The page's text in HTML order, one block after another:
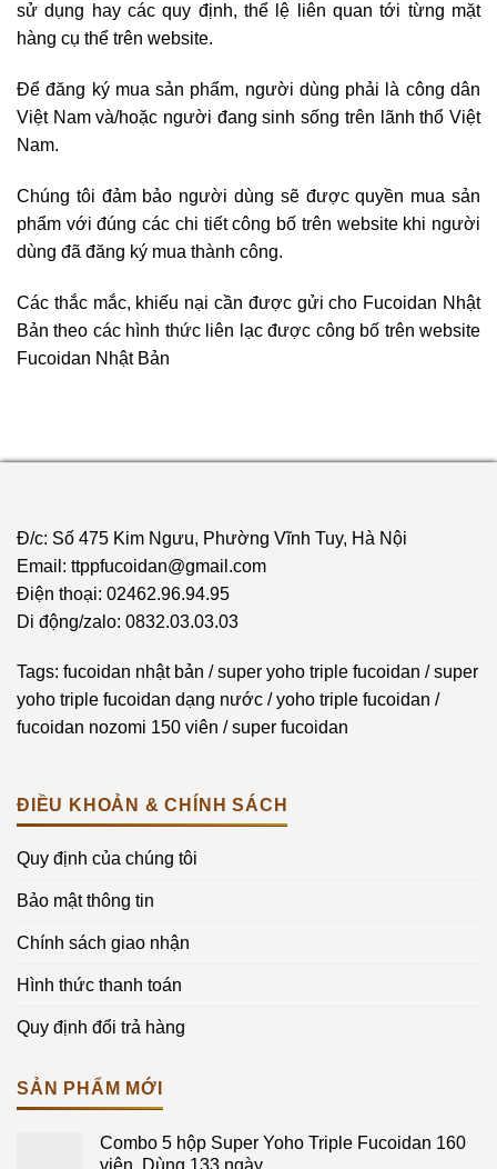
sử dụng hay các quy định, thể lệ liên quan tới từng mặt
hàng cụ thể trên website.
Để đăng ký mua sản phẩm, người dùng phải là công dân
Việt Nam và/hoặc người đang sinh sống trên lãnh thổ Việt
Nam.
Chúng tôi đảm bảo người dùng sẽ được quyền mua sản
phẩm với đúng các chi tiết công bố trên website khi người
dùng đã đăng ký mua thành công.
Các thắc mắc, khiếu nại cần được gửi cho Fucoidan Nhật
Bản theo các hình thức liên lạc được công bố trên website
Fucoidan Nhật Bản
Đ/c: Số 475 Kim Ngưu, Phường Vĩnh Tuy, Hà Nội
Email: ttppfucoidan@gmail.com
Điện thoại: 02462.96.94.95
Di động/zalo: 0832.03.03.03
Tags: fucoidan nhật bản /super yoho triple fucoidan /super
yoho triple fucoidan dạng nước /yoho triple fucoidan /
fucoidan nozomi 150 viên /super fucoidan
ĐIỀU KHOẢN & CHÍNH SÁCH
Quy định của chúng tôi
Bảo mật thông tin
Chính sách giao nhận
Hình thức thanh toán
Quy định đổi trả hàng
SẢN PHẨM MỚI
Combo 5 hộp Super Yoho Triple Fucoidan 160